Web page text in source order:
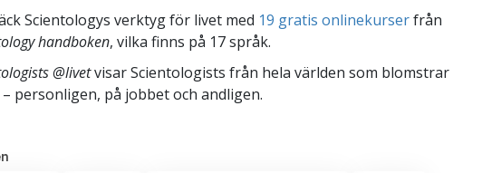
Scientologys verktyg för livet med 19 gratis onlinekurserfrån
handboken, vilka finns på 17 språk.
@livetvisar Scientologists från hela världen som blomstrar
personligen, på jobbet och andligen.